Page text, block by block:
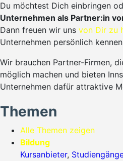
Du möchtest Dich einbringen
Unternehmen als Partner:in
Dann freuen wir uns von Dir zu
Unternehmen persönlich
Wir brauchen Partner-Firmen,
möglich machen und bieten
Unternehmen dafür attraktive
Themen
Alle Themen zeigen
Bildung
Kursanbieter,